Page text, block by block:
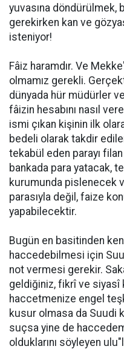
yuvasına döndürülmek,
gerekirken kan ve
isteniyor!
Fâiz haramdır. Ve
olmamız gerekli.
dünyada hür müdürler
fâizin hesabını nasıl
ismi çıkan kişinin ilk
bedeli olarak takdir
tekabül eden parayı filan
bankada para yatacak,
kurumunda pislenecek
parasıyla değil, faize
yapabilecektir.
Bugün en basitinden
haccedebilmesi için
not vermesi gerekir.
geldiğiniz, fikrî ve siyasî
haccetmenize engel
kusur olmasa da Suudi
suçsa yine de
olduklarını söyleyen